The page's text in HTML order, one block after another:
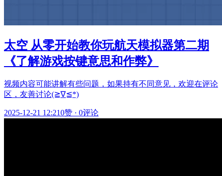
太空 从零开始教你玩航天模拟器第二期
《了解游戏按键意思和作弊》
视频内容可能讲解有些问题，如果持有不同意见，欢迎在评论
区，友善讨论(≧∇≦*)
2025-12-21 12:210赞 · 0评论